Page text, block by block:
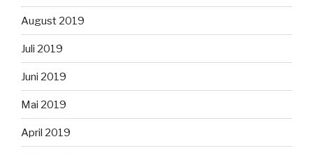
August 2019
Juli 2019
Juni 2019
Mai 2019
April 2019